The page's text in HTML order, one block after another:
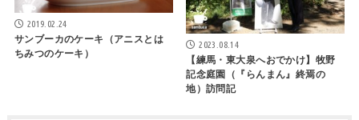
2019.02.24
サンブーカのケーキ（アニスとは
ちみつのケーキ）
2023.08.14
【練馬・東大泉へおでかけ】牧野
記念庭園（『らんまん』終焉の
地）訪問記